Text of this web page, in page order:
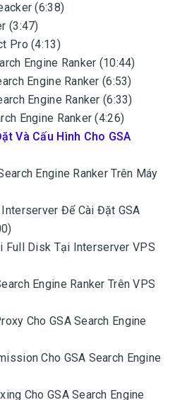
(6:38)
(3:47)
Pro (4:13)
Engine Ranker (10:44)
Engine Ranker (6:53)
Engine Ranker (6:33)
Engine Ranker (4:26)
Và Cấu Hình Cho GSA
Engine Ranker Trên Máy
Để Cài Đặt GSA
Full Disk Tại Interserver VPS
Engine Ranker Trên VPS
Cho GSA Search Engine
Cho GSA Search Engine
Cho GSA Search Engine